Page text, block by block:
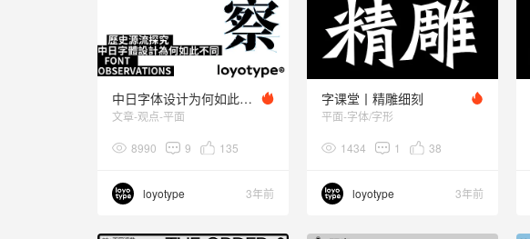
中日字体设计为何如此不同｜历史源流探究
文章-观点-平面
8990 9 135
loyotype 3年前
字课堂丨精雕细刻
平面-字体/字形
1434 1 38
loyotype 3年前